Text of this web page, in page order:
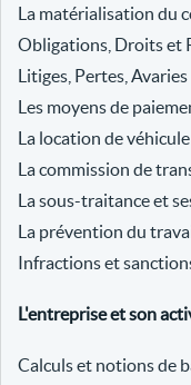
La matérialisation du
Obligations, Droits et
Litiges, Pertes,
Les moyens de
La location de
La commission de
La sous-traitance et
La prévention du
Infractions et
L'entreprise et son
Calculs et notions de